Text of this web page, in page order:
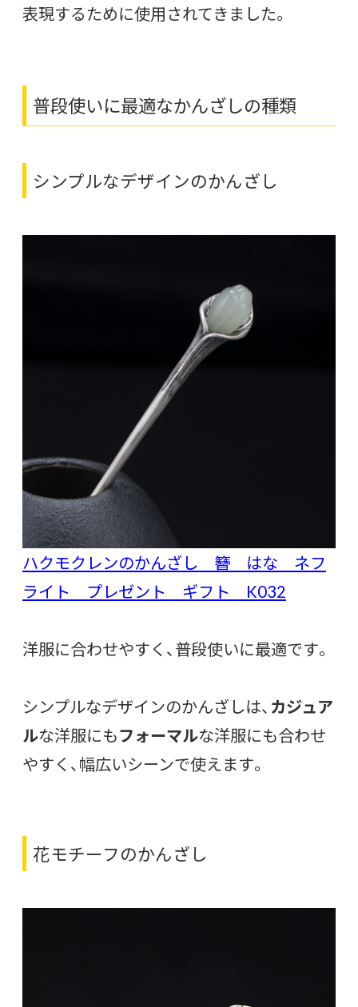
表現するために使用されてきました。
普段使いに最適なかんざしの種類
シンプルなデザインのかんざし
ハクモクレンのかんざし 簪 はな ネフ
ライト プレゼント ギフト K032
洋服に合わせやすく、普段使いに最適です。
シンプルなデザインのかんざしは、 カジュア
ルな洋服にもフォーマルな洋服にも合わせ
やすく、幅広いシーンで使えます。
花モチーフのかんざし